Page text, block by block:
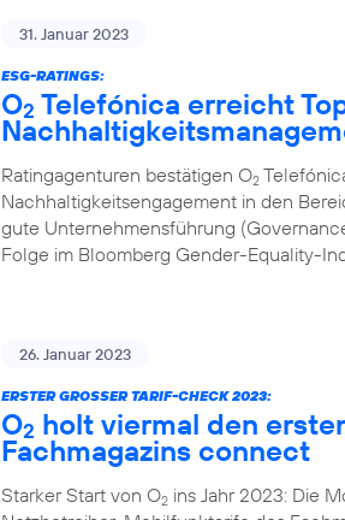
31. Januar 2023
ESG-RATINGS:
O2 Telefónica erreicht
Ratingagenturen bestätigen O2
Nachhaltigkeitsengagement in den
gute Unternehmensführung
Folge im Bloomberg Gender-Equality-
26. Januar 2023
ERSTER GROSSER TARIF-CHECK 2023:
O2 holt viermal den
Fachmagazins connect
Starker Start von O2 ins Jahr 2023: Die